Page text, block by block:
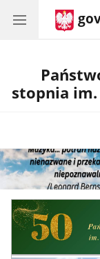
stopnia
CSS
do
sekcji
Banner